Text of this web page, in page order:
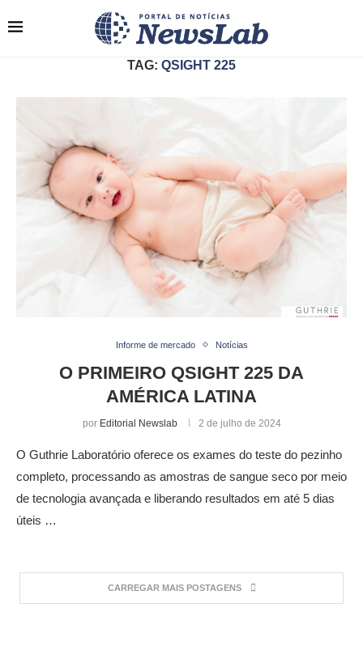
TAG: QSIGHT 225
Informe de mercado Notícias
O PRIMEIRO QSIGHT 225 DA
AMÉRICA LATINA
por Editorial Newslab 2 de julho de 2024
O Guthrie Laboratório oferece os exames do teste do pezinho
completo, processando as amostras de sangue seco por meio
de tecnologia avançada e liberando resultados em até 5 dias
úteis …
CARREGAR MAIS POSTAGENS